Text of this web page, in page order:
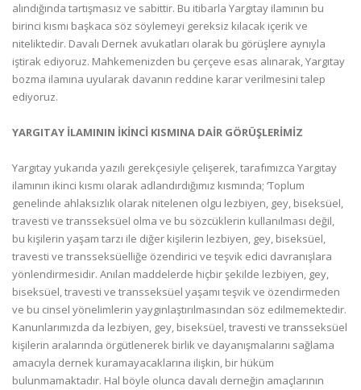
alındığında tartışmasız ve sabittir. Bu itibarla Yargıtay ilamının bu
birinci kısmı başkaca söz söylemeyi gereksiz kılacak içerik ve
niteliktedir. Davalı Dernek avukatları olarak bu görüşlere aynıyla
iştirak ediyoruz. Mahkemenizden bu çerçeve esas alınarak, Yargıtay
bozma ilamına uyularak davanın reddine karar verilmesini talep
ediyoruz.
YARGITAY İLAMININ İKİNCİ KISMINA DAİR GÖRÜŞLERİMİZ
Yargıtay yukarıda yazılı gerekçesiyle çelişerek, tarafımızca Yargıtay
ilamının ikinci kısmı olarak adlandırdığımız kısmında; ‘Toplum
genelinde ahlaksızlık olarak nitelenen olgu lezbiyen, gey, biseksüel,
travesti ve transseksüel olma ve bu sözcüklerin kullanılması değil,
bu kişilerin yaşam tarzı ile diğer kişilerin lezbiyen, gey, biseksüel,
travesti ve transseksüelliğe özendirici ve teşvik edici davranışlara
yönlendirmesidir. Anılan maddelerde hiçbir şekilde lezbiyen, gey,
biseksüel, travesti ve transseksüel yaşamı teşvik ve özendirmeden
ve bu cinsel yönelimlerin yaygınlaştırılmasından söz edilmemektedir.
Kanunlarımızda da lezbiyen, gey, biseksüel, travesti ve transseksüel
kişilerin aralarında örgütlenerek birlik ve dayanışmalarını sağlama
amacıyla dernek kuramayacaklarına ilişkin, bir hüküm
bulunmamaktadır. Hal böyle olunca davalı derneğin amaçlarının